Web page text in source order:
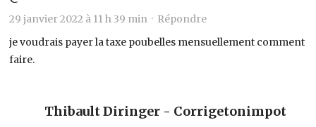
29 janvier 2022 à 11 h 39 min · Répondre
je voudrais payer la taxe poubelles mensuellement comment
faire.
Thibault Diringer - Corrigetonimpot